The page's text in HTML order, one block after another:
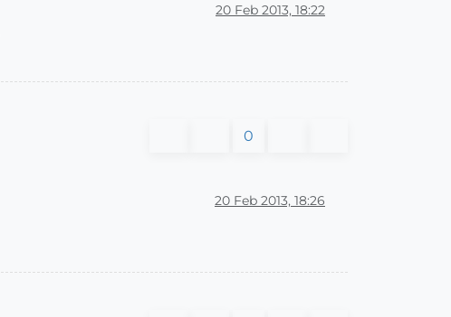
20 Feb 2013, 18:22
0
20 Feb 2013, 18:26